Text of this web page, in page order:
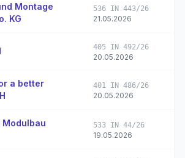
Montage
KG
536 IN 443/26
21.05.2026
405 IN 492/26
20.05.2026
a better
401 IN 486/26
20.05.2026
533 IN 44/26
19.05.2026